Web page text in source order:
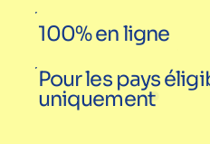
100% en ligne
Pour les pays
uniquement